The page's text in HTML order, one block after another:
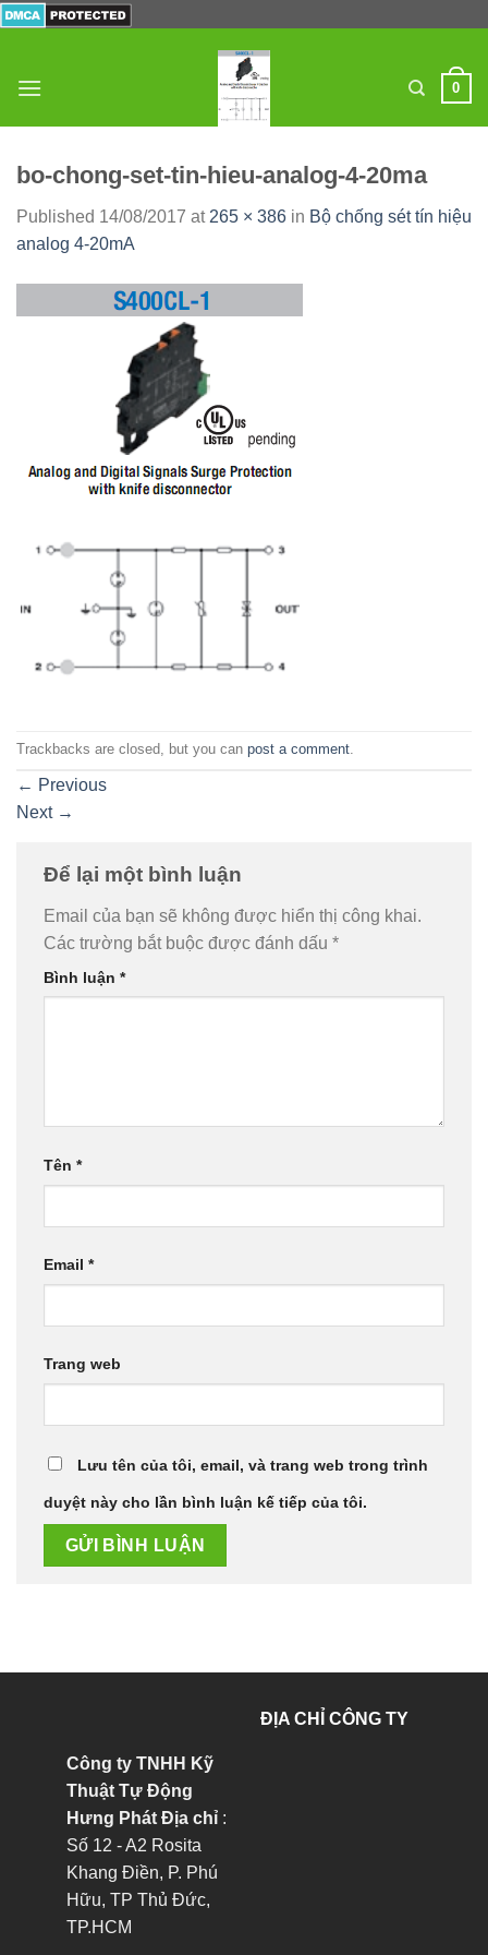
0
bo-chong-set-tin-hieu-analog-4-20ma
Published 14/08/2017 at 265 × 386 in Bộ chống sét tín hiệu
analog 4-20mA
Trackbacks are closed, but you can post a comment.
← Previous
Next →
Để lại một bình luận
Email của bạn sẽ không được hiển thị công khai.
Các trường bắt buộc được đánh dấu *
Bình luận *
Tên *
Email *
Trang web
Lưu tên của tôi, email, và trang web trong trình
duyệt này cho lần bình luận kế tiếp của tôi.
Công ty TNHH Kỹ
Thuật Tự Động
Hưng Phát Địa chỉ :
Số 12 - A2 Rosita
Khang Điền, P. Phú
Hữu, TP Thủ Đức,
TP.HCM
ĐỊA CHỈ CÔNG TY